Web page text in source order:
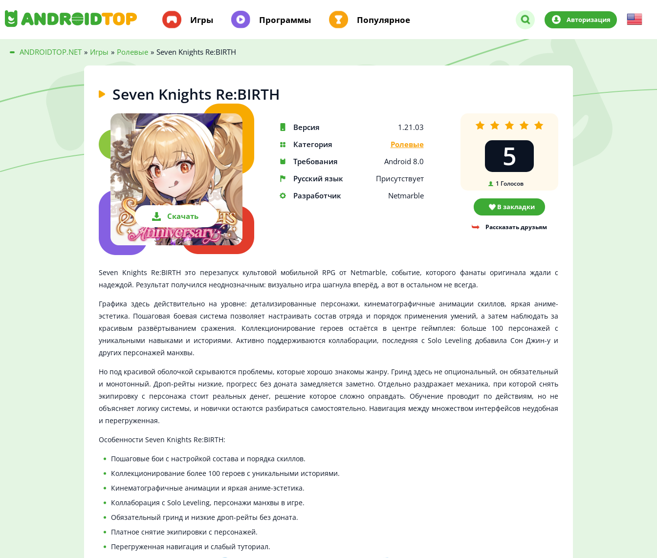
Игры Программы Популярное Авторизация
ANDROIDTOP.NET » Игры » Ролевые » Seven Knights Re:BIRTH
Seven Knights Re:BIRTH
Скачать
Версия
1.21.03
Категория
Ролевые
Требования
Android 8.0
Русский язык
Присутствует
Разработчик
Netmarble
5
1 Голосов
В закладки
Рассказать друзьям
Seven Knights Re:BIRTH это перезапуск культовой мобильной RPG от Netmarble, событие, которого фанаты оригинала ждали с
надеждой. Результат получился неоднозначным: визуально игра шагнула вперёд, а вот в остальном не всегда.
Графика здесь действительно на уровне: детализированные персонажи, кинематографичные анимации скиллов, яркая аниме-
эстетика. Пошаговая боевая система позволяет настраивать состав отряда и порядок применения умений, а затем наблюдать за
красивым развёртыванием сражения. Коллекционирование героев остаётся в центре геймплея: больше 100 персонажей с
уникальными навыками и историями. Активно поддерживаются коллаборации, последняя с Solo Leveling добавила Сон Джин-у и
других персонажей манхвы.
Но под красивой оболочкой скрываются проблемы, которые хорошо знакомы жанру. Гринд здесь не опциональный, он обязательный
и монотонный. Дроп-рейты низкие, прогресс без доната замедляется заметно. Отдельно раздражает механика, при которой снять
экипировку с персонажа стоит реальных денег, решение которое сложно оправдать. Обучение проводит по действиям, но не
объясняет логику системы, и новички остаются разбираться самостоятельно. Навигация между множеством интерфейсов неудобная
и перегруженная.
Особенности Seven Knights Re:BIRTH:
Пошаговые бои с настройкой состава и порядка скиллов.
Коллекционирование более 100 героев с уникальными историями.
Кинематографичные анимации и яркая аниме-эстетика.
Коллаборация с Solo Leveling, персонажи манхвы в игре.
Обязательный гринд и низкие дроп-рейты без доната.
Платное снятие экипировки с персонажей.
Перегруженная навигация и слабый туториал.